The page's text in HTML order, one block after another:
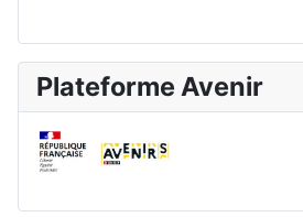
Plateforme Avenir